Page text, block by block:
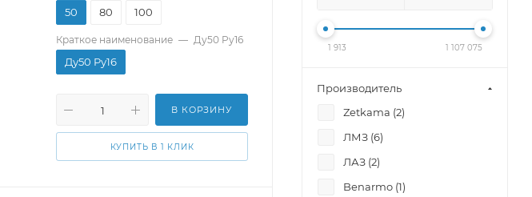
50 80 100
Краткое наименование — Ду50 Pу16
Ду50 Pу16
В КОРЗИНУ
КУПИТЬ В 1 КЛИК
1 913 1 107 075
Производитель
Zetkama (2)
ЛМЗ (6)
ЛАЗ (2)
Benarmo (1)